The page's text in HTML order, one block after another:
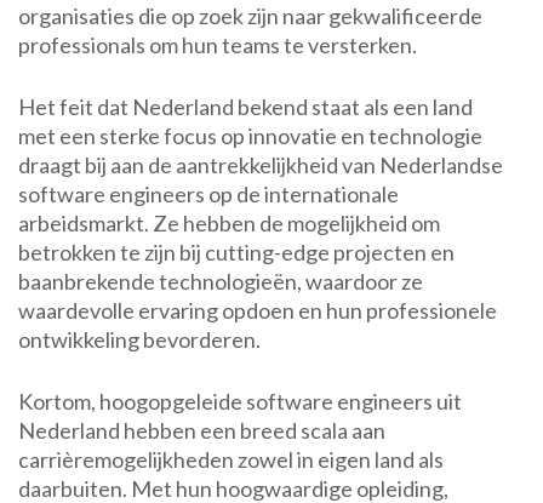
organisaties die op zoek zijn naar gekwalificeerde
professionals om hun teams te versterken.
Het feit dat Nederland bekend staat als een land
met een sterke focus op innovatie en technologie
draagt bij aan de aantrekkelijkheid van Nederlandse
software engineers op de internationale
arbeidsmarkt. Ze hebben de mogelijkheid om
betrokken te zijn bij cutting-edge projecten en
baanbrekende technologieën, waardoor ze
waardevolle ervaring opdoen en hun professionele
ontwikkeling bevorderen.
Kortom, hoogopgeleide software engineers uit
Nederland hebben een breed scala aan
carrièremogelijkheden zowel in eigen land als
daarbuiten. Met hun hoogwaardige opleiding,